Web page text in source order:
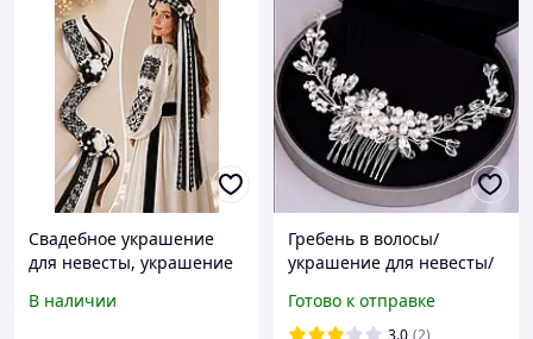
Свадебное украшение
для невесты, украшение
венок с лентами,
В наличии
Гребень в волосы/
украшение для невесты/
заколка для волос/
заколка с жемчужинами и
Готово к отправке
3.0 (2)